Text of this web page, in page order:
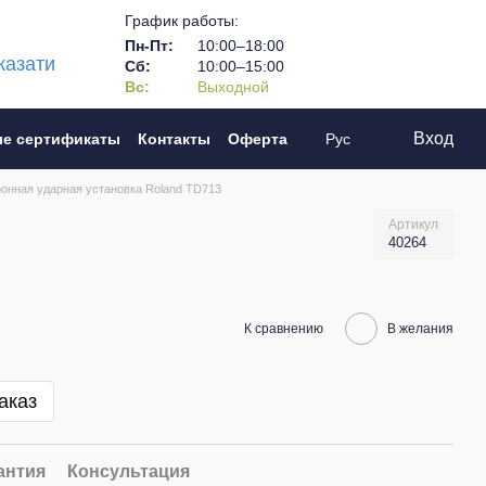
График работы:
Пн-Пт:
10:00–18:00
Сб:
10:00–15:00
Вс:
Выходной
сертификаты Контакты Оферта Рус Вход
ударная установка Roland TD713
Артикул
40264
К сравнению В желания
Консультация